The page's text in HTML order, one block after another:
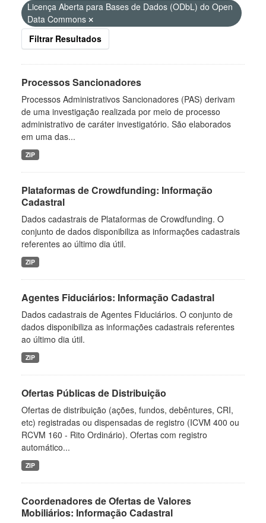
Licença Aberta para Bases de Dados (ODbL) do Open
Data Commons
Filtrar Resultados
Processos Sancionadores
Processos Administrativos Sancionadores (PAS) derivam
de uma investigação realizada por meio de processo
administrativo de caráter investigatório. São elaborados
em uma das...
ZIP
Plataformas de Crowdfunding: Informação
Cadastral
Dados cadastrais de Plataformas de Crowdfunding. O
conjunto de dados disponibiliza as informações cadastrais
referentes ao último dia útil.
ZIP
Agentes Fiduciários: Informação Cadastral
Dados cadastrais de Agentes Fiduciários. O conjunto de
dados disponibiliza as informações cadastrais referentes
ao último dia útil.
ZIP
Ofertas Públicas de Distribuição
Ofertas de distribuição (ações, fundos, debêntures, CRI,
etc) registradas ou dispensadas de registro (ICVM 400 ou
RCVM 160 - Rito Ordinário). Ofertas com registro
automático...
ZIP
Coordenadores de Ofertas de Valores
Mobiliários: Informação Cadastral